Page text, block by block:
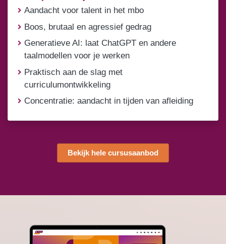
Aandacht voor talent in het mbo
Boos, brutaal en agressief gedrag
Generatieve AI: laat ChatGPT en andere
taalmodellen voor je werken
Praktisch aan de slag met
curriculumontwikkeling
Concentratie: aandacht in tijden van afleiding
Bekijk hele cursusaanbod